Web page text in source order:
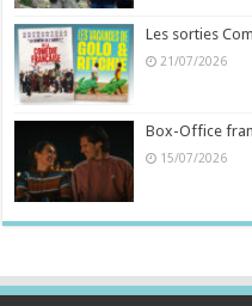
Les sorties
21/07/2026
Box-Office
15/07/2026